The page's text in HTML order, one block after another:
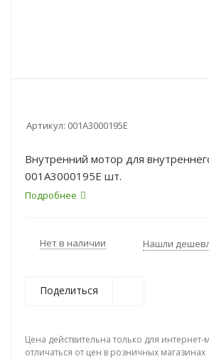
Артикул: 001A3000195E
Внутренний мотор для
001A3000195E шт.
Подробнее
Нет в наличии Нашли
Поделиться
Цена действительна только для
отличаться от цен в розничных магазинах